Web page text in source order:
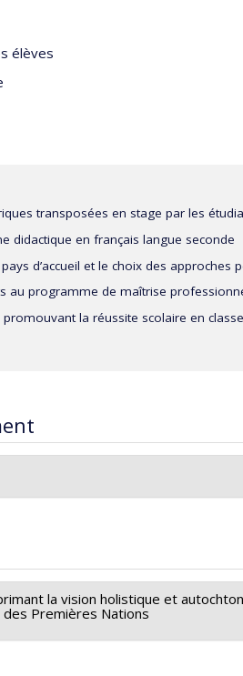
élèves
transposées en stage par les
didactique en français langue seconde
d’accueil et le choix des
au programme de maîtrise
la réussite scolaire en
la vision holistique et
Premières Nations